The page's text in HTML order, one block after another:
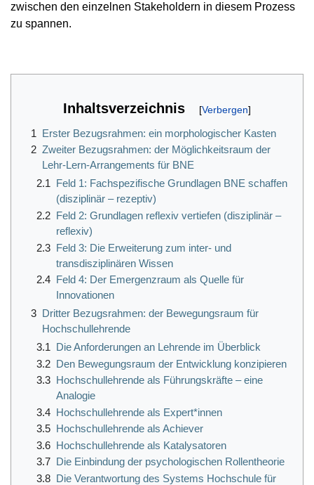
zwischen den einzelnen Stakeholdern in diesem Prozess
zu spannen.
Inhaltsverzeichnis
1 Erster Bezugsrahmen: ein morphologischer Kasten
2 Zweiter Bezugsrahmen: der Möglichkeitsraum der
Lehr-Lern-Arrangements für BNE
2.1 Feld 1: Fachspezifische Grundlagen BNE schaffen
(disziplinär – rezeptiv)
2.2 Feld 2: Grundlagen reflexiv vertiefen (disziplinär –
reflexiv)
2.3 Feld 3: Die Erweiterung zum inter- und
transdisziplinären Wissen
2.4 Feld 4: Der Emergenzraum als Quelle für
Innovationen
3 Dritter Bezugsrahmen: der Bewegungsraum für
Hochschullehrende
3.1 Die Anforderungen an Lehrende im Überblick
3.2 Den Bewegungsraum der Entwicklung konzipieren
3.3 Hochschullehrende als Führungskräfte – eine
Analogie
3.4 Hochschullehrende als Expert*innen
3.5 Hochschullehrende als Achiever
3.6 Hochschullehrende als Katalysatoren
3.7 Die Einbindung der psychologischen Rollentheorie
3.8 Die Verantwortung des Systems Hochschule für